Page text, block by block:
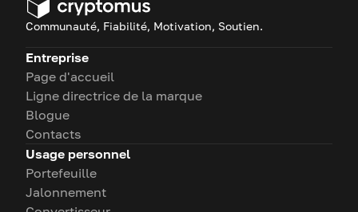
Communauté, Fiabilité, Motivation, Soutien.
Entreprise
Page d'accueil
Ligne directrice de la marque
Blogue
Contacts
Usage personnel
Portefeuille
Jalonnement